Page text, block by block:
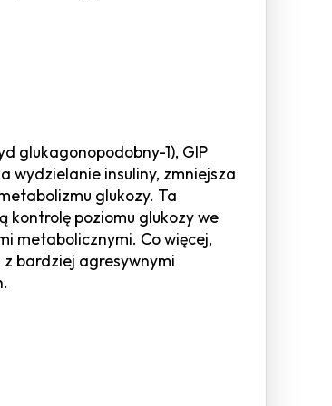
glukagonopodobny-1), GIP
wydzielanie insuliny, zmniejsza
glukozy. Ta
kontrolę poziomu glukozy we
metabolicznymi. Co więcej,
bardziej agresywnymi